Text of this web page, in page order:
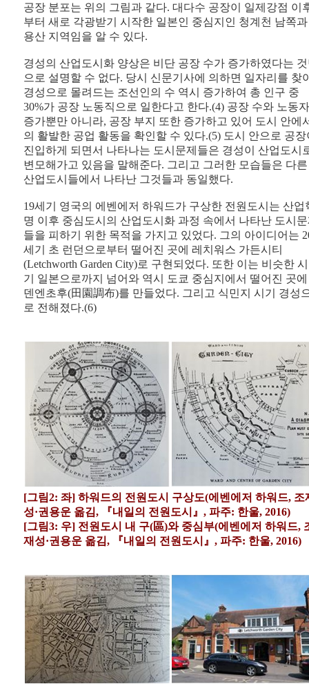
공장 분포는 위의 그림과 같다. 대다수 공장이 일제강점 이
부터 새로 각광받기 시작한 일본인 중심지인 청계천 남쪽과
용산 지역임을 알 수 있다.
경성의 산업도시화 양상은 비단 공장 수가 증가하였다는
으로 설명할 수 없다. 당시 신문기사에 의하면 일자리를 찾
경성으로 몰려드는 조선인의 수 역시 증가하여 총 인구 중
30%가 공장 노동직으로 일한다고 한다.(4) 공장 수와 노동자
증가뿐만 아니라, 공장 부지 또한 증가하고 있어 도시 안에
의 활발한 공업 활동을 확인할 수 있다.(5) 도시 안으로 공장
진입하게 되면서 나타나는 도시문제들은 경성이 산업도시
변모해가고 있음을 말해준다. 그리고 그러한 모습들은 다른
산업도시들에서 나타난 그것들과 동일했다.
19세기 영국의 에벤에저 하워드가 구상한 전원도시는 산업
명 이후 중심도시의 산업도시화 과정 속에서 나타난 도시
들을 피하기 위한 목적을 가지고 있었다. 그의 아이디어는
세기 초 런던으로부터 떨어진 곳에 레치워스 가든시티
(Letchworth Garden City)로 구현되었다. 또한 이는 비슷한 시
기 일본으로까지 넘어와 역시 도쿄 중심지에서 떨어진 곳에
덴엔초후(田園調布)를 만들었다. 그리고 식민지 시기 경성
로 전해졌다.(6)
[그림2: 좌] 하워드의 전원도시 구상도(에벤에저 하워드, 조
성·권용운 옮김, 『내일의 전원도시』, 파주: 한울, 2016)
[그림3: 우] 전원도시 내 구(區)와 중심부(에벤에저 하워드,
재성·권용운 옮김, 『내일의 전원도시』, 파주: 한울, 2016)